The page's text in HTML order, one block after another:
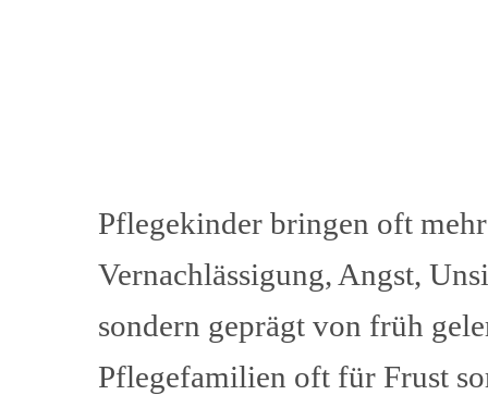
Pflegekinder bringen oft
Vernachlässigung, Angst,
sondern geprägt von früh
Pflegefamilien oft für Frust